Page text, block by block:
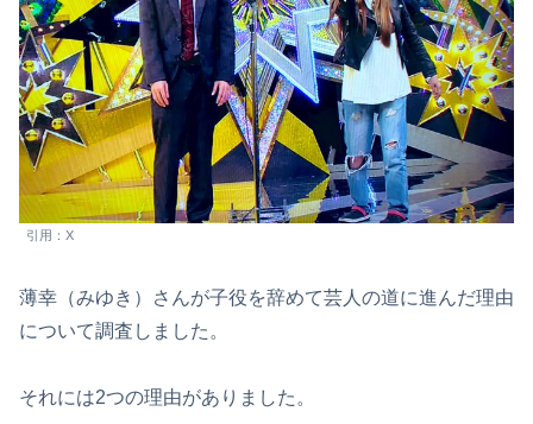
引用：X
薄幸（みゆき）さんが子役を辞めて芸人の道に進んだ理由
について調査しました。
それには2つの理由がありました。